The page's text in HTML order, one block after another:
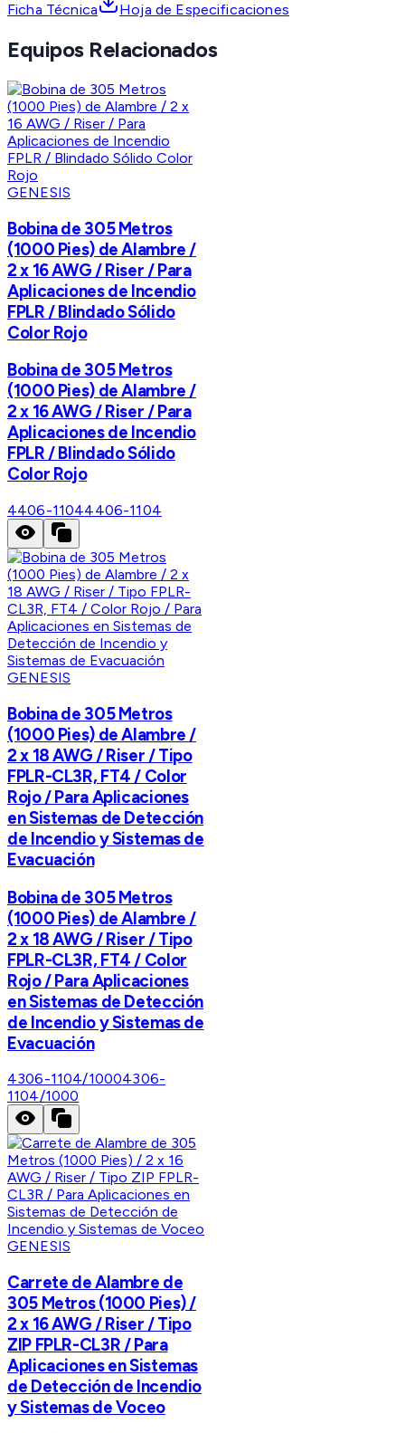
Ficha Técnica Hoja de Especificaciones
Equipos Relacionados
GENESIS
Bobina de 305 Metros
(1000 Pies) de Alambre /
2 x 16 AWG / Riser / Para
Aplicaciones de Incendio
FPLR / Blindado Sólido
Color Rojo
Bobina de 305 Metros
(1000 Pies) de Alambre /
2 x 16 AWG / Riser / Para
Aplicaciones de Incendio
FPLR / Blindado Sólido
Color Rojo
4406-11044406-1104
GENESIS
Bobina de 305 Metros
(1000 Pies) de Alambre /
2 x 18 AWG / Riser / Tipo
FPLR-CL3R, FT4 / Color
Rojo / Para Aplicaciones
en Sistemas de Detección
de Incendio y Sistemas de
Evacuación
Bobina de 305 Metros
(1000 Pies) de Alambre /
2 x 18 AWG / Riser / Tipo
FPLR-CL3R, FT4 / Color
Rojo / Para Aplicaciones
en Sistemas de Detección
de Incendio y Sistemas de
Evacuación
4306-1104/10004306-
1104/1000
GENESIS
Carrete de Alambre de
305 Metros (1000 Pies) /
2 x 16 AWG / Riser / Tipo
ZIP FPLR-CL3R / Para
Aplicaciones en Sistemas
de Detección de Incendio
y Sistemas de Voceo